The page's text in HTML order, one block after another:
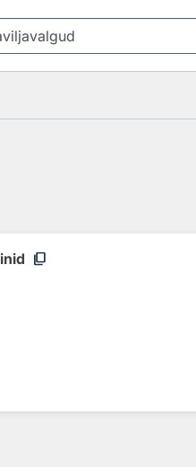
content_copy